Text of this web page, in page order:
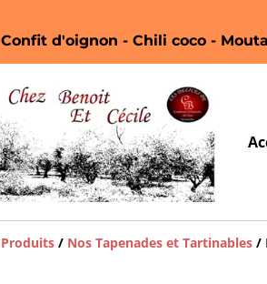
Confit d'oignon - Chili coco -
Produits / Nos Tapenades et Tartinables /